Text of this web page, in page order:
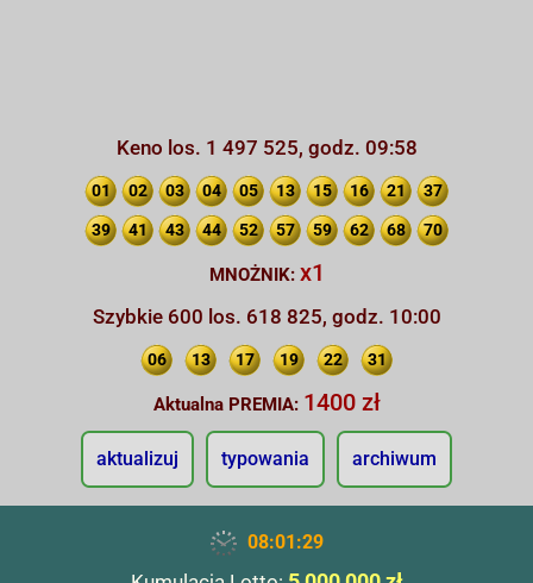
Keno los. 1 497 525, godz. 09:58
01 02 03 04 05 13 15 16 21 37
39 41 43 44 52 57 59 62 68 70
MNOŻNIK: x1
Szybkie 600 los. 618 825, godz. 10:00
06 13 17 19 22 31
Aktualna PREMIA: 1400 zł
aktualizuj typowania archiwum
08:01:30